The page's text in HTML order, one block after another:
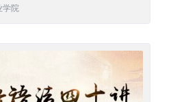
学院